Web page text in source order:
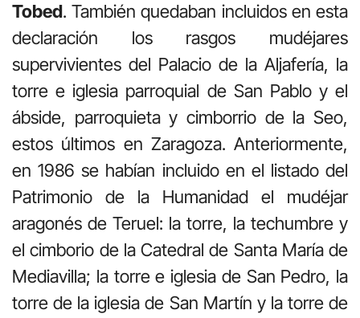
Tobed. También quedaban incluidos en esta
declaración los rasgos mudéjares
supervivientes del Palacio de la Aljafería, la
torre e iglesia parroquial de San Pablo y el
ábside, parroquieta y cimborrio de la Seo,
estos últimos en Zaragoza. Anteriormente,
en 1986 se habían incluido en el listado del
Patrimonio de la Humanidad el mudéjar
aragonés de Teruel: la torre, la techumbre y
el cimborio de la Catedral de Santa María de
Mediavilla; la torre e iglesia de San Pedro, la
torre de la iglesia de San Martín y la torre de